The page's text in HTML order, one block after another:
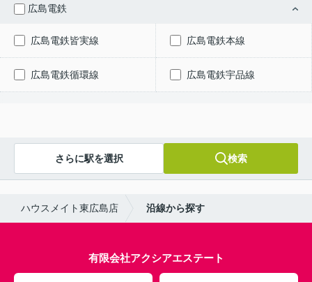
広島電鉄
広島電鉄皆実線 広島電鉄本線
広島電鉄循環線 広島電鉄宇品線
さらに駅を選択 検索
ハウスメイト東広島店 沿線から探す
有限会社アクシアエステート